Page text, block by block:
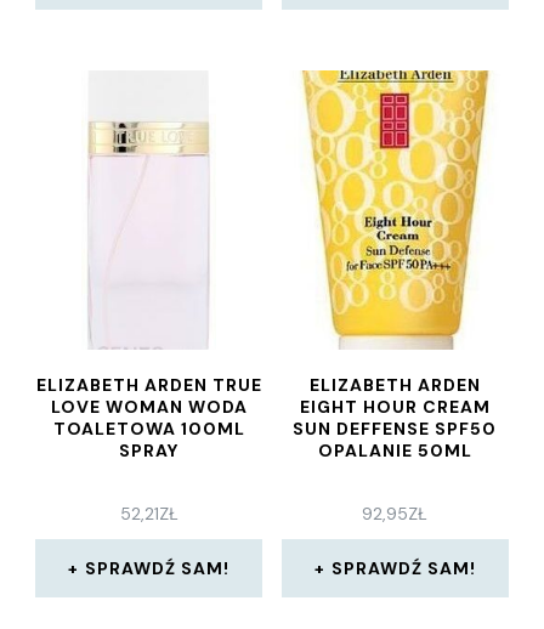
ELIZABETH ARDEN TRUE
LOVE WOMAN WODA
TOALETOWA 100ML
SPRAY
52,21ZŁ
SPRAWDŹ SAM!
ELIZABETH ARDEN
EIGHT HOUR CREAM
SUN DEFFENSE SPF50
OPALANIE 50ML
92,95ZŁ
SPRAWDŹ SAM!